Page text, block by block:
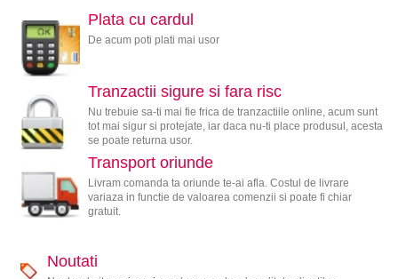
Plata cu cardul
De acum poti plati mai usor
Tranzactii sigure si fara risc
Nu trebuie sa-ti mai fie frica de tranzactiile online, acum sunt
tot mai sigur si protejate, iar daca nu-ti place produsul, acesta
se poate returna usor.
Transport oriunde
Livram comanda ta oriunde te-ai afla. Costul de livrare
variaza in functie de valoarea comenzii si poate fi chiar
gratuit.
Noutati